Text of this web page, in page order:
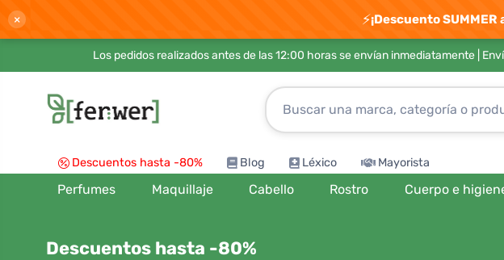
× ⚡¡Descuento SUMMER
Los pedidos realizados antes de las 12:00 horas se envían inmediatamente |
Descuentos hasta -80% Blog Léxico Mayorista
Perfumes Maquillaje Cabello Rostro Cuerpo e
Descuentos hasta -80%